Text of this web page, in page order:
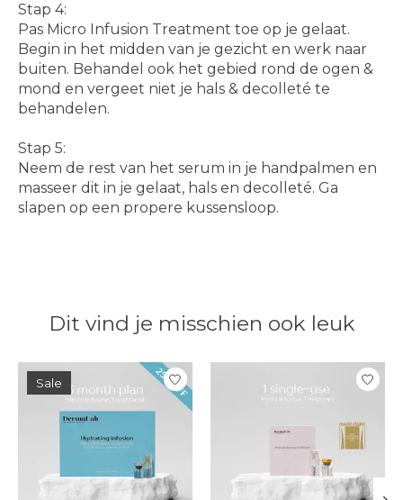
Stap 4:
Pas Micro Infusion Treatment toe op je gelaat.
Begin in het midden van je gezicht en werk naar
buiten. Behandel ook het gebied rond de ogen &
mond en vergeet niet je hals & decolleté te
behandelen.
Stap 5:
Neem de rest van het serum in je handpalmen en
masseer dit in je gelaat, hals en decolleté. Ga
slapen op een propere kussensloop.
Dit vind je misschien ook leuk
Items van productcarrousel
Sale